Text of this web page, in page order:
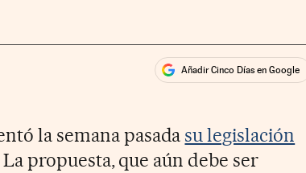
Añadir Cinco Días en Google
la semana pasada su legislación
La propuesta, que aún debe ser